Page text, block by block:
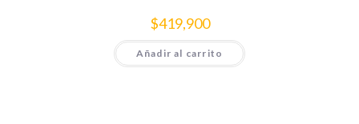
$419,900
Añadir al carrito